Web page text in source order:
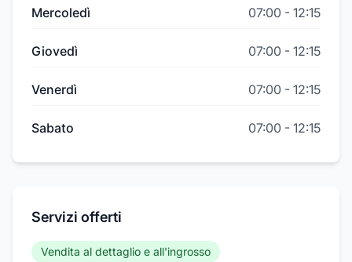
Mercoledì 07:00 - 12:15
Giovedì 07:00 - 12:15
Venerdì 07:00 - 12:15
Sabato 07:00 - 12:15
Servizi offerti
Vendita al dettaglio e all'ingrosso